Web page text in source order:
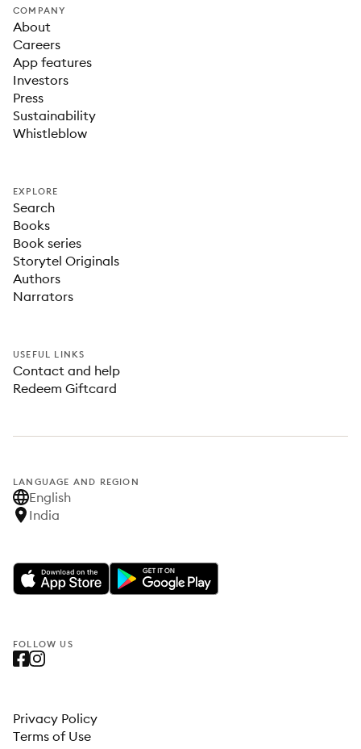
COMPANY
About
Careers
App features
Investors
Press
Sustainability
Whistleblow
EXPLORE
Search
Books
Book series
Storytel Originals
Authors
Narrators
USEFUL LINKS
Contact and help
Redeem Giftcard
LANGUAGE AND REGION
English
India
FOLLOW US
Privacy Policy
Terms of Use